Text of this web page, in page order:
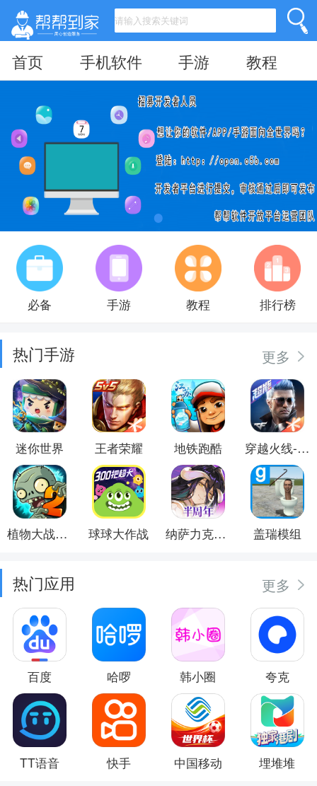
首页 手机软件 手游 教程
必备 手游 教程 排行榜
热门手游 更多
迷你世界 王者荣耀 地铁跑酷 穿越火线-枪战王者
植物大战僵尸2 球球大作战 纳萨力克之王 盖瑞模组
热门应用 更多
百度 哈啰 韩小圈 夸克
TT语音 快手 中国移动 埋堆堆